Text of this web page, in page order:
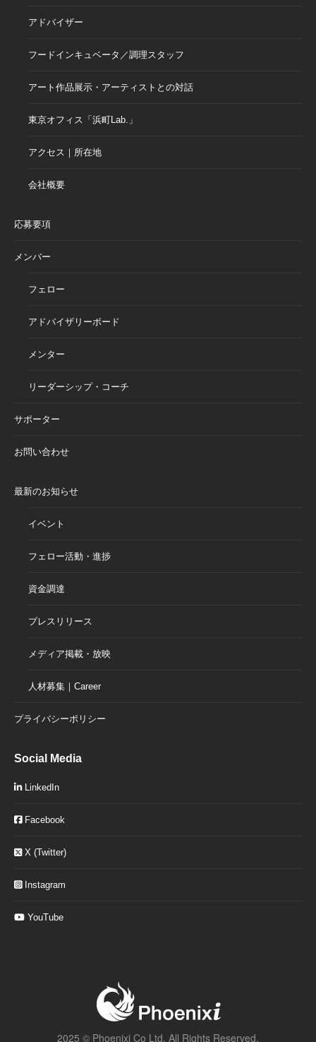
アドバイザー
フードインキュベータ／調理スタッフ
アート作品展示・アーティストとの対話
東京オフィス「浜町Lab.」
アクセス｜所在地
会社概要
応募要項
メンバー
フェロー
アドバイザリーボード
メンター
リーダーシップ・コーチ
サポーター
お問い合わせ
最新のお知らせ
イベント
フェロー活動・進捗
資金調達
プレスリリース
メディア掲載・放映
人材募集｜Career
プライバシーポリシー
Social Media
LinkedIn
Facebook
X (Twitter)
Instagram
YouTube
2025 © Phoenixi Co Ltd. All Rights Reserved.